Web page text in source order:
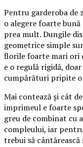
Pentru garderoba de
o alegere foarte
prea mult. Dungile
geometrice simple
florile foarte mari ori
e o regulă rigidă,
cumpărături pripite
Mai contează și cât
imprimeul e foarte
greu de combinat cu
compleului, iar
trebui să cântărească